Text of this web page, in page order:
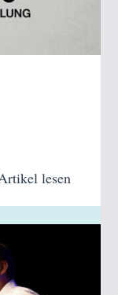
lesen